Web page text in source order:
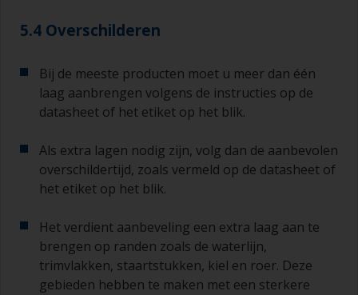
lopers of zakkers ontstaan (of als de lagen vuil
blijken te bevatten), moeten deze weggeschuurd
Begin met schuurpapier korrelgrofte P220 en als
dit steeds verstopt raakt, ga dan over op
schuurpapier korrelgrofte P120. Als u groffer
schuurpapier gebruikt, dan loopt u het risico dat
doorschuurt en de ondergrond bloot legt. Bekijk
de etiketgegevens voor de overschildertijden
met dezelfde verf en met antifouling.
5.4 Overschilderen
Bij de meeste producten moet u meer dan één
laag aanbrengen volgens de instructies op de
datasheet of het etiket op het blik.
Als extra lagen nodig zijn, volg dan de aanbevolen
overschildertijd, zoals vermeld op de datasheet of
het etiket op het blik.
Het verdient aanbeveling een extra laag aan te
brengen op randen zoals de waterlijn,
trimvlakken, staartstukken, kiel en roer. Deze
gebieden hebben te maken met een sterkere